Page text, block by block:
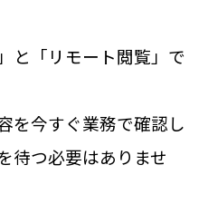
と「リモート閲覧」で
を今すぐ業務で確認し
待つ必要はありませ